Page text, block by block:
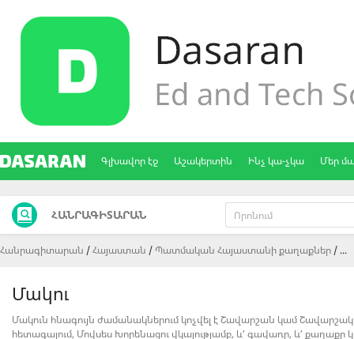
Գլխավոր էջ Աշակերտին Ինչ կա-չկա Մեր
ՀԱՆՐԱԳԻՏԱՐԱՆ
Հանրագիտարան Հայաստան Պատմական Հայաստանի քաղաքներ ...
Մակու
Մակուն հնագույն ժամանակներում կոչվել է Շավարշան կամ
հետագայում, Մովսես Խորենացու վկայությամբ, և՛ գավառը, և՛